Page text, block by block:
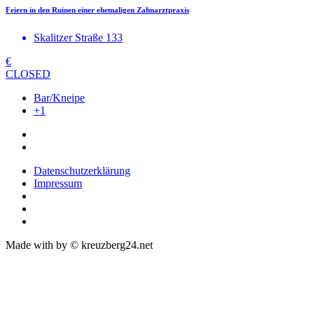
Feiern in den Ruinen einer ehemaligen Zahnarztpraxis
Skalitzer Straße 133
€
CLOSED
Bar/Kneipe
+1
Datenschutzerklärung
Impressum
Made with by © kreuzberg24.net